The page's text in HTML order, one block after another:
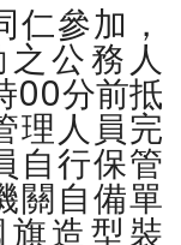
參加，
公務人
00分前抵
理人員完
自行保管
關自備單
造型裝